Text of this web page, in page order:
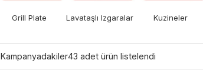
Grill Plate Lavataşlı Izgaralar Kuzineler
Kampanyadakiler43 adet ürün listelendi